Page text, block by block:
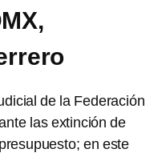
de la Federación
las extinción de
en este